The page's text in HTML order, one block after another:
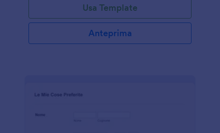
personalizzare il modulo per adattarlo al tuo stile,
incorporarlo nel tuo sito web o condividerlo con un
link e ottenere le informazioni necessarie per la tua
attività. Se gestisci un hotel, un'agenzia viaggi o un
la tua attività e ricevi una notifica non appena hanno
integrazioni, puoi sincronizzare le risposte con le tue
Usa Template
Anteprima